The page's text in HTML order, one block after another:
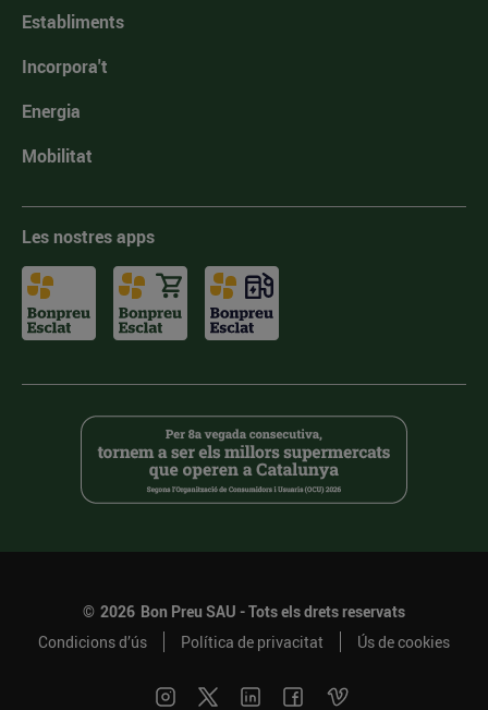
Establiments
Incorpora't
Energia
Mobilitat
Les nostres apps
© 2026 Bon Preu SAU - Tots els drets reservats
Condicions d’ús
Política de privacitat Ús de cookies